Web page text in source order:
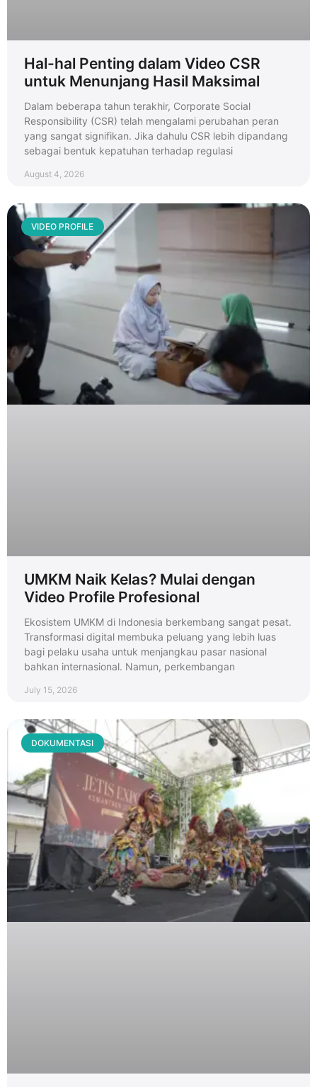
Hal-hal Penting dalam Video CSR
untuk Menunjang Hasil Maksimal
Dalam beberapa tahun terakhir, Corporate Social
Responsibility (CSR) telah mengalami perubahan peran
yang sangat signifikan. Jika dahulu CSR lebih dipandang
sebagai bentuk kepatuhan terhadap regulasi
August 4, 2026
VIDEO PROFILE
UMKM Naik Kelas? Mulai dengan
Video Profile Profesional
Ekosistem UMKM di Indonesia berkembang sangat pesat.
Transformasi digital membuka peluang yang lebih luas
bagi pelaku usaha untuk menjangkau pasar nasional
bahkan internasional. Namun, perkembangan
July 15, 2026
DOKUMENTASI